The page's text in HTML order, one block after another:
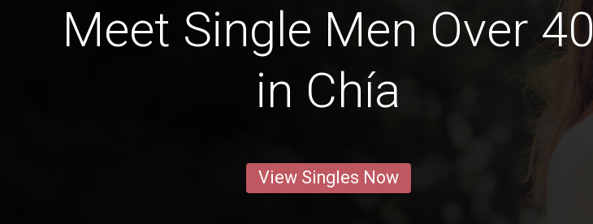
Meet Single Men Over 40
in Chía
View Singles Now